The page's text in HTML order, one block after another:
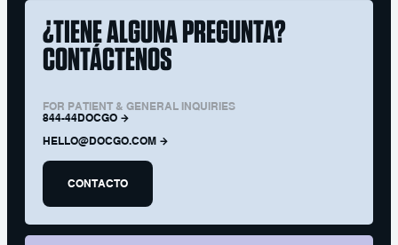
¿TIENE ALGUNA PREGUNTA?
CONTÁCTENOS
FOR PATIENT & GENERAL INQUIRIES
844-44DOCGO
HELLO@DOCGO.COM
CONTACTO